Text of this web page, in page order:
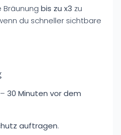
Bräunung bis zu x3 zu
du schneller sichtbare
30 Minuten vor dem
auftragen.